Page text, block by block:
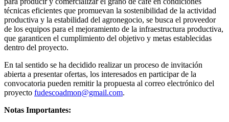
técnicas eficientes que promuevan la sostenibilidad de la actividad
productiva y la estabilidad del agronegocio, se busca el proveedor
de los equipos para el mejoramiento de la infraestructura productiva,
que garanticen el cumplimiento del objetivo y metas establecidas
dentro del proyecto.
En tal sentido se ha decidido realizar un proceso de invitación
abierta a presentar ofertas, los interesados en participar de la
convocatoria pueden remitir la propuesta al correo electrónico del
proyecto fudescoadmon@gmail.com.
Notas Importantes: